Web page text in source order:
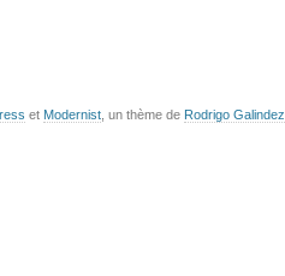
et Modernist , un thème de Rodrigo Galindez